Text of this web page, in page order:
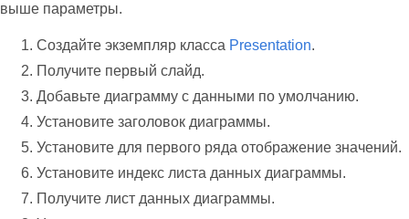
выше параметры.
Создайте экземпляр класса Presentation.
Получите первый слайд.
Добавьте диаграмму с данными по умолчанию.
Установите заголовок диаграммы.
Установите для первого ряда отображение значений.
Установите индекс листа данных диаграммы.
Получите лист данных диаграммы.